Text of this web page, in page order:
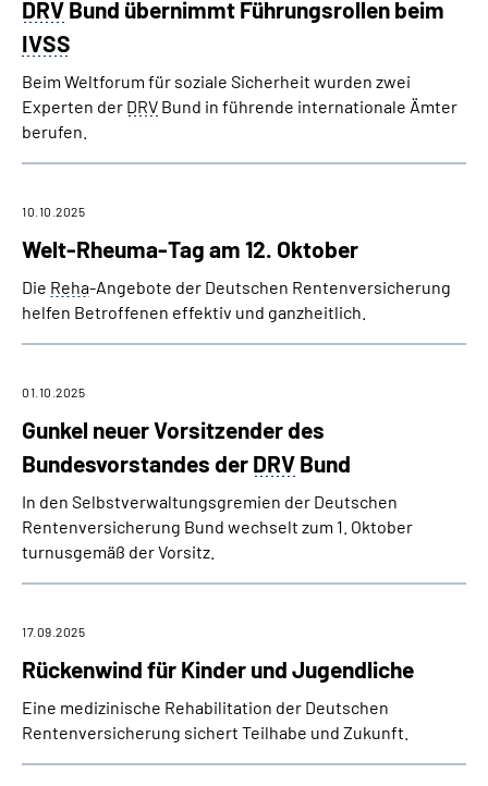
DRV Bund übernimmt Führungsrollen beim
IVSS
Beim Weltforum für soziale Sicherheit wurden zwei
Experten der DRV Bund in führende internationale Ämter
berufen.
Welt-Rheuma-Tag am 12. Oktober
10.10.2025
Die Reha-Angebote der Deutschen Rentenversicherung
helfen Betroffenen effektiv und ganzheitlich.
Gunkel neuer Vorsitzender des
Bundesvorstandes der DRV Bund
01.10.2025
In den Selbstverwaltungsgremien der Deutschen
Rentenversicherung Bund wechselt zum 1. Oktober
turnusgemäß der Vorsitz.
Rückenwind für Kinder und Jugendliche
17.09.2025
Eine medizinische Rehabilitation der Deutschen
Rentenversicherung sichert Teilhabe und Zukunft.